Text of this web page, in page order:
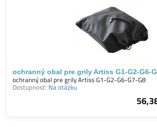
ochranný obal pre grily Artiss G1-G2-G6-
ochranný obal pre grily Artiss G1-G2-G6-G7-G8
Dostupnosť: Na otázku